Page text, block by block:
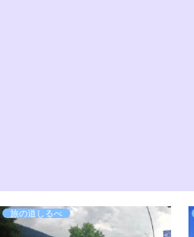
Art Time
【Traveler’s Gallery of